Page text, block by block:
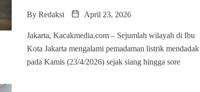
By Redaksi April 23, 2026
Jakarta, Kacakmedia.com – Sejumlah wilayah di Ibu
Kota Jakarta mengalami pemadaman listrik mendadak
pada Kamis (23/4/2026) sejak siang hingga sore